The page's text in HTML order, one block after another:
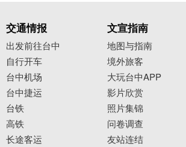
交通情报
出发前往台中
自行开车
台中机场
台中捷运
台铁
高铁
长途客运
文宣指南
地图与指南
境外旅客
大玩台中APP
影片欣赏
照片集锦
问卷调查
友站连结